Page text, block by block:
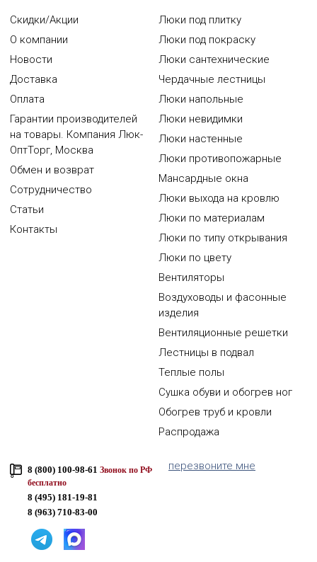
Скидки/Акции
О компании
Новости
Доставка
Оплата
Гарантии производителей
на товары. Компания Люк-
ОптТорг, Москва
Обмен и возврат
Сотрудничество
Статьи
Контакты
Люки под плитку
Люки под покраску
Люки сантехнические
Чердачные лестницы
Люки напольные
Люки невидимки
Люки настенные
Люки противопожарные
Мансардные окна
Люки выхода на кровлю
Люки по материалам
Люки по типу открывания
Люки по цвету
Вентиляторы
Воздуховоды и фасонные
изделия
Вентиляционные решетки
Лестницы в подвал
Теплые полы
Сушка обуви и обогрев ног
Обогрев труб и кровли
Распродажа
8 (800) 100-98-61 Звонок по РФ
бесплатно
8 (495) 181-19-81
8 (963) 710-83-00
перезвоните мне